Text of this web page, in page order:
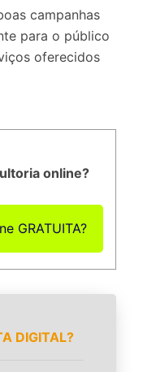
campanhas
para o público
oferecidos
online?
GRATUITA?
DIGITAL?